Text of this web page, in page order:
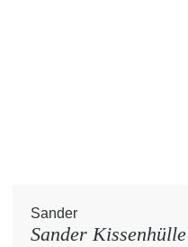
Sander
Sander